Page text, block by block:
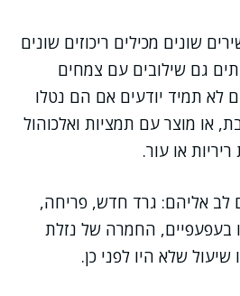
שונים מכילים ריכוזים שונים
גם שילובים עם צמחים
לא תמיד יודעים אם הם נטלו
או מוצר עם תמציות ואלכוהול
או עור.
לב אליהם: גרד חדש, פריחה,
בעפעפיים, החמרה של נזלת
שלא היו לפני כן.